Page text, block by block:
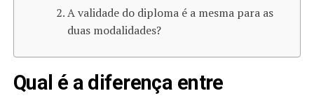
A validade do diploma é a mesma para as
duas modalidades?
Qual é a diferença entre